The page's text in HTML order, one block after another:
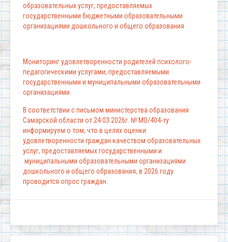
образовательных услуг, предоставляемых
государственными бюджетными образовательными
организациями дошкольного и общего образования
Мониторинг удовлетворенности родителей психолого-
педагогическими услугами, предоставляемыми
государственными и муниципальными образовательными
организациями.
В соответствии с письмом министерства образования
Самарской области от 24.03.2026г. № МО/404-ту
информируем о том, что в целях оценки
удовлетворенности граждан качеством образовательных
услуг, предоставляемых государственными и
муниципальными образовательными организациями
дошкольного и общего образования, в 2026 году
проводится опрос граждан.